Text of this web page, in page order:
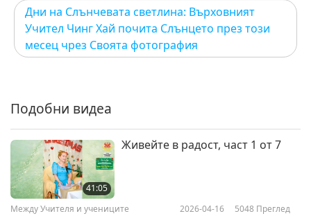
Между Учителя и учениците 2021-09-25
Дни на Слънчевата светлина: Върховният
Учител Чинг Хай почита Слънцето през този
месец чрез Своята фотография
Подобни видеа
41:05
Живейте в радост, част 1 от 7
Между Учителя и учениците 2026-04-16 5048 Преглед